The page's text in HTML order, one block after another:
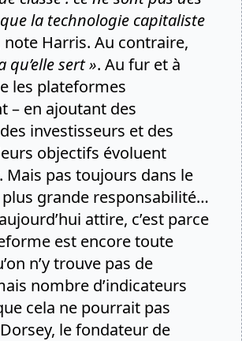
la technologie capitaliste
note Harris. Au contraire,
qu’elle sert ». Au fur et à
les plateformes
– en ajoutant des
investisseurs et des
objectifs évoluent
Mais pas toujours dans le
plus grande responsabilité…
attire, c’est parce
est encore toute
n’y trouve pas de
nombre d’indicateurs
cela ne pourrait pas
le fondateur de